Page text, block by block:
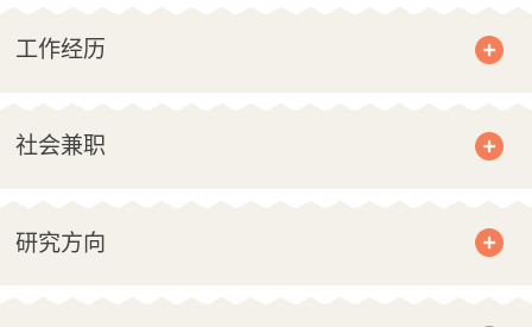
工作经历
社会兼职
研究方向